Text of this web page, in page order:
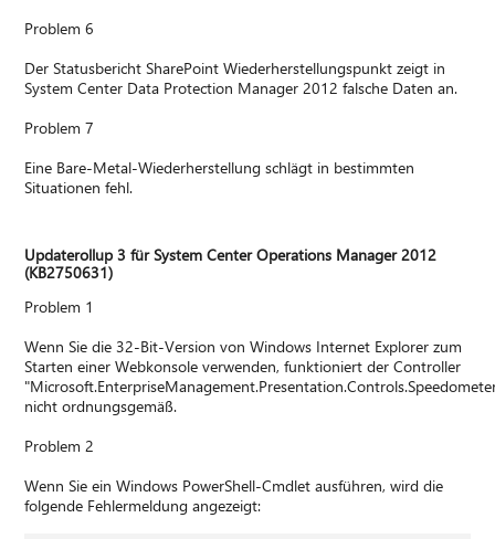
Problem 6
Der Statusbericht SharePoint Wiederherstellungspunkt zeigt in
System Center Data Protection Manager 2012 falsche Daten an.
Problem 7
Eine Bare-Metal-Wiederherstellung schlägt in bestimmten
Situationen fehl.
Updaterollup 3 für System Center Operations Manager 2012
(KB2750631)
Problem 1
Wenn Sie die 32-Bit-Version von Windows Internet Explorer zum
Starten einer Webkonsole verwenden, funktioniert der Controller
nicht ordnungsgemäß.
Problem 2
Wenn Sie ein Windows PowerShell-Cmdlet ausführen, wird die
folgende Fehlermeldung angezeigt: